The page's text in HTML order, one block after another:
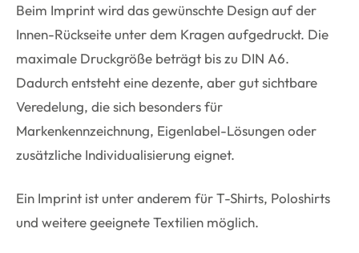
Beim Imprint wird das gewünschte Design auf der
Innen-Rückseite unter dem Kragen aufgedruckt. Die
maximale Druckgröße beträgt bis zu DIN A6.
Dadurch entsteht eine dezente, aber gut sichtbare
Veredelung, die sich besonders für
Markenkennzeichnung, Eigenlabel-Lösungen oder
zusätzliche Individualisierung eignet.
Ein Imprint ist unter anderem für T-Shirts, Poloshirts
und weitere geeignete Textilien möglich.